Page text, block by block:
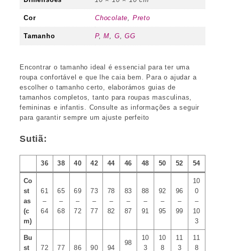
Cor Chocolate, Preto
Tamanho P,M, G,GG
Encontrar o tamanho ideal é essencial para ter uma
roupa confortável e que lhe caia bem. Para o ajudar a
escolher o tamanho certo, elaborámos guias de
tamanhos completos, tanto para roupas masculinas,
femininas e infantis. Consulte as informações a seguir
para garantir sempre um ajuste perfeito
Sutiã:
36 38 40 42 44 46 48 50 52 54
Co
st
as
(c
m)
61
–
64
65
–
68
69
–
72
73
–
77
78
–
82
83
–
87
88
–
91
92
–
95
96
–
99
10
0
–
10
3
Bu
st
72
77
86
90
94
98
10
3
10
8
11
3
11
8